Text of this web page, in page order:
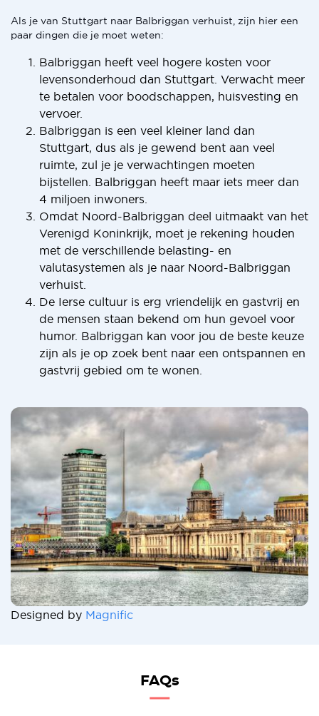
Als je van Stuttgart naar Balbriggan verhuist, zijn hier een
paar dingen die je moet weten:
Balbriggan heeft veel hogere kosten voor
levensonderhoud dan Stuttgart. Verwacht meer
te betalen voor boodschappen, huisvesting en
vervoer.
Balbriggan is een veel kleiner land dan
Stuttgart, dus als je gewend bent aan veel
ruimte, zul je je verwachtingen moeten
bijstellen. Balbriggan heeft maar iets meer dan
4 miljoen inwoners.
Omdat Noord-Balbriggan deel uitmaakt van het
Verenigd Koninkrijk, moet je rekening houden
met de verschillende belasting- en
valutasystemen als je naar Noord-Balbriggan
verhuist.
De Ierse cultuur is erg vriendelijk en gastvrij en
de mensen staan bekend om hun gevoel voor
humor. Balbriggan kan voor jou de beste keuze
zijn als je op zoek bent naar een ontspannen en
gastvrij gebied om te wonen.
Designed by Magnific
FAQs